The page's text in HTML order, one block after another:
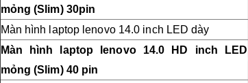
mỏng (Slim) 30pin
Màn hình laptop lenovo 14.0 inch LED dày
Màn hình laptop lenovo
14.0 HD inch LED
mỏng (Slim) 40 pin